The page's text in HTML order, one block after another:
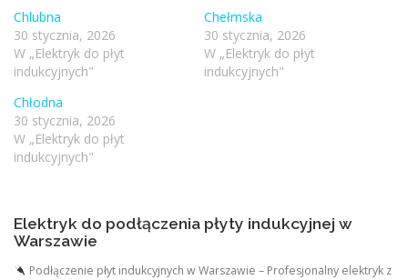
Chlubna
30 stycznia, 2026
W „Elektryk do płyt
indukcyjnych"
Chełmska
30 stycznia, 2026
W „Elektryk do płyt
indukcyjnych"
Chłodna
30 stycznia, 2026
W „Elektryk do płyt
indukcyjnych"
Elektryk do podłączenia płyty indukcyjnej w
Warszawie
Podłączenie płyt indukcyjnych w Warszawie – Profesjonalny elektryk z